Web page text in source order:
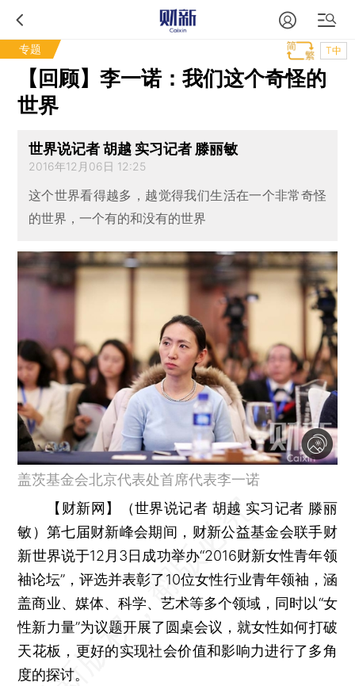
专题 T中
【回顾】李一诺：我们这个奇怪的
世界
世界说记者 胡越 实习记者 滕丽敏
2016年12月06日 12:25
这个世界看得越多，越觉得我们生活在一个非常奇怪
的世界，一个有的和没有的世界
盖茨基金会北京代表处首席代表李一诺
【财新网】（世界说记者 胡越 实习记者 滕丽
敏）第七届财新峰会期间，财新公益基金会联手财
新世界说于12月3日成功举办“2016财新女性青年领
袖论坛”，评选并表彰了10位女性行业青年领袖，涵
盖商业、媒体、科学、艺术等多个领域，同时以“女
性新力量”为议题开展了圆桌会议，就女性如何打破
天花板，更好的实现社会价值和影响力进行了多角
度的探讨。